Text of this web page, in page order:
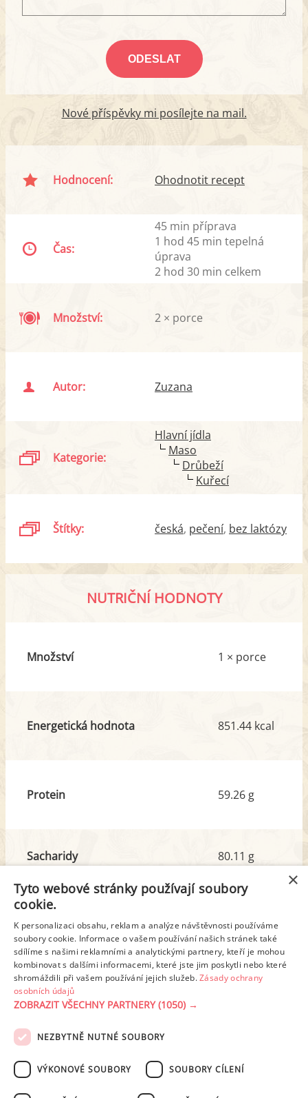
Nové příspěvky mi posílejte na mail.
Hodnocení: Ohodnotit recept
Čas:
45 min příprava
1 hod 45 min tepelná
úprava
2 hod 30 min celkem
Množství: 2 × porce
Autor: Zuzana
Kategorie:
Hlavní jídla
Maso
Drůbeží
Kuřecí
Štítky: česká pečení bez laktózy
NUTRIČNÍ HODNOTY
Množství 1 × porce
Energetická hodnota 851.44 kcal
Protein 59.26 g
Sacharidy
z toho cukr
80.11 g
6.84 g
Tuk
z toho nas. mastné kyseliny
29.34 g
10.39 g
Detailní rozpis
PODMÍNKY UŽITÍ ZÁSADY OCHRANY OSOBNÍCH ÚDAJŮ
NASTAVENÍ COOKIES
×
Tyto webové stránky používají soubory
cookie.
K personalizaci obsahu, reklam a analýze návštěvnosti používáme
soubory cookie. Informace o vašem používání našich stránek také
sdílíme s našimi reklamními a analytickými partnery, kteří je mohou
kombinovat s dalšími informacemi, které jste jim poskytli nebo které
shromáždili při vašem používání jejich služeb.Zásady ochrany
osobních údajů
ZOBRAZIT VŠECHNY PARTNERY(1050) →
NEZBYTNĚ NUTNÉ SOUBORY
VÝKONOVÉ SOUBORY SOUBORY CÍLENÍ